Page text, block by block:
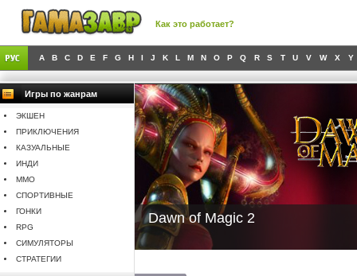
Как это работает?
A B C D E F G H I J K L M N O P Q R S T U V W X Y
Игры по жанрам
ЭКШЕН
ПРИКЛЮЧЕНИЯ
КАЗУАЛЬНЫЕ
ИНДИ
MMO
СПОРТИВНЫЕ
ГОНКИ
RPG
СИМУЛЯТОРЫ
СТРАТЕГИИ
Dawn of Magic 2